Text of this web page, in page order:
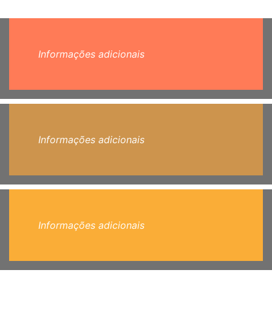
Informações adicionais
Informações adicionais
Informações adicionais